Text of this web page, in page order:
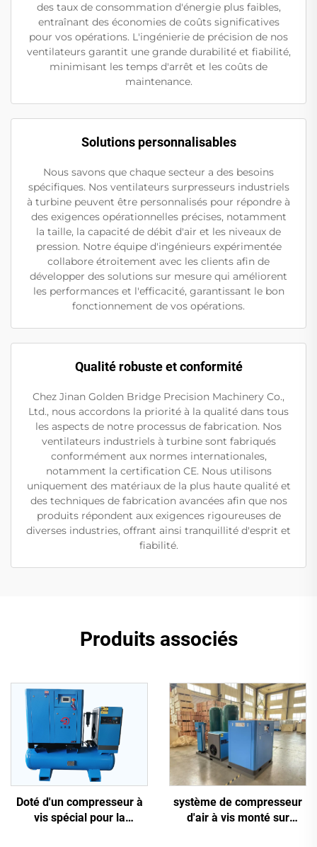
des taux de consommation d'énergie plus faibles,
entraînant des économies de coûts significatives
pour vos opérations. L'ingénierie de précision de nos
ventilateurs garantit une grande durabilité et fiabilité,
minimisant les temps d'arrêt et les coûts de
maintenance.
Solutions personnalisables
Nous savons que chaque secteur a des besoins
spécifiques. Nos ventilateurs surpresseurs industriels
à turbine peuvent être personnalisés pour répondre à
des exigences opérationnelles précises, notamment
la taille, la capacité de débit d'air et les niveaux de
pression. Notre équipe d'ingénieurs expérimentée
collabore étroitement avec les clients afin de
développer des solutions sur mesure qui améliorent
les performances et l'efficacité, garantissant le bon
fonctionnement de vos opérations.
Qualité robuste et conformité
Chez Jinan Golden Bridge Precision Machinery Co.,
Ltd., nous accordons la priorité à la qualité dans tous
les aspects de notre processus de fabrication. Nos
ventilateurs industriels à turbine sont fabriqués
conformément aux normes internationales,
notamment la certification CE. Nous utilisons
uniquement des matériaux de la plus haute qualité et
des techniques de fabrication avancées afin que nos
produits répondent aux exigences rigoureuses de
diverses industries, offrant ainsi tranquillité d'esprit et
fiabilité.
Produits associés
Doté d'un compresseur à
vis spécial pour la
système de compresseur
d'air à vis monté sur